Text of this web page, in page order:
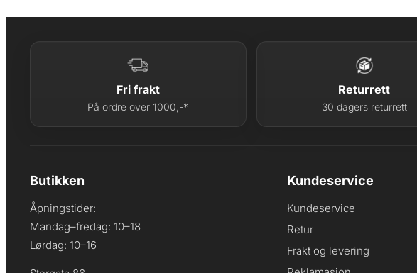
Fri frakt
På ordre over 1000,-*
Returrett
30 dagers returrett
Butikken
Åpningstider:
Mandag–fredag: 10–18
Lørdag: 10–16
Kundeservice
Kundeservice
Retur
Frakt og levering